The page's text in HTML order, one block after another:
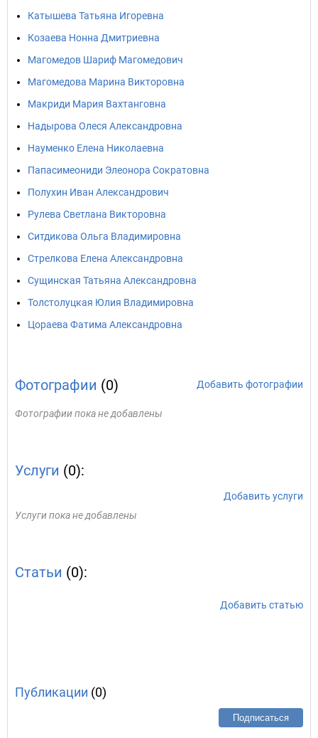
Катышева Татьяна Игоревна
Козаева Нонна Дмитриевна
Магомедов Шариф Магомедович
Магомедова Марина Викторовна
Макриди Мария Вахтанговна
Надырова Олеся Александровна
Науменко Елена Николаевна
Папасимеониди Элеонора Сократовна
Полухин Иван Александрович
Рулева Светлана Викторовна
Ситдикова Ольга Владимировна
Стрелкова Елена Александровна
Сущинская Татьяна Александровна
Толстолуцкая Юлия Владимировна
Цораева Фатима Александровна
Фотографии (0) Добавить фотографии
Фотографии пока не добавлены
Услуги (0):
Добавить услуги
Услуги пока не добавлены
Статьи (0):
Добавить статью
Публикации (0)
Подписаться